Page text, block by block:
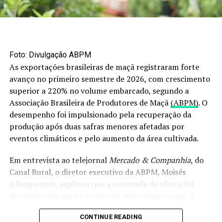
segundo a Associação dos Fumicultores do Brasil
(Afubra), mais de 138 mil famílias participaram da
525 municípios produtores.
O setor reúne milhares de empregos diretos e indiretos,
além de gerar receita e exportações. Os dados
apresentados pelas entidades do segmento apontam
participação relevante na economia regional e no apoio
às comunidades rurais envolvidas no cultivo.
UP NEXT
Colheita da mandioca é retomada, mas ainda em ritmo
lento
Na casa da COP30, produção de açaí impulsiona a
Foto: Divulgação ABPM
As exportações brasileiras de maçã registraram forte
avanço no primeiro semestre de 2026, com crescimento
superior a 220% no volume embarcado, segundo a
Associação Brasileira de Produtores de Maçã (ABPM). O
desempenho foi impulsionado pela recuperação da
produção após duas safras menores afetadas por
eventos climáticos e pelo aumento da área cultivada.
Em entrevista ao telejornalMercado & Companhia, do
Canal Rural, o diretor executivo da ABPM, Moisés
Albuquerque, explicou que a retomada da oferta foi
cadeia enfrentou perdas provocadas por chuvas
intensas, especialmente no segundo semestre de 2023 e
CONTINUE READING